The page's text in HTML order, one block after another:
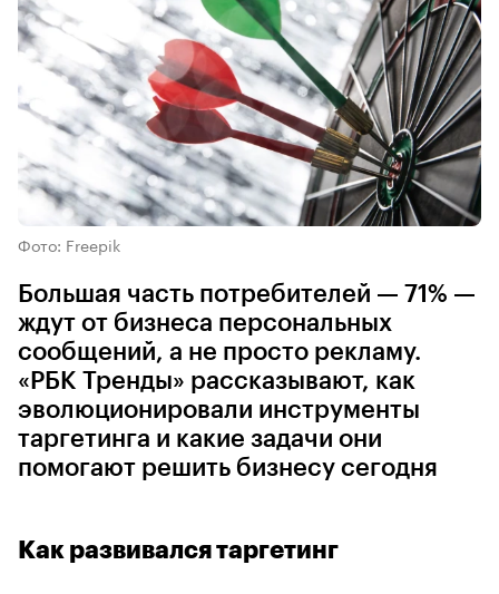
Фото: Freepik
Большая часть потребителей — 71% —
ждут от бизнеса персональных
сообщений, а не просто рекламу.
«РБК Тренды» рассказывают, как
эволюционировали инструменты
таргетинга и какие задачи они
помогают решить бизнесу сегодня
Как развивался таргетинг